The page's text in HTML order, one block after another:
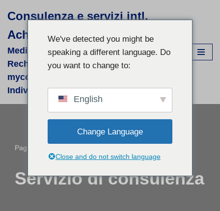
al
contenuto
Consulenza e servizi intl.
Achim Görner
Medizinisch-wissenschaftliche
Recherchen für supportive phyto- &
mycologische Therapien - fallbezogene
Individual-Recherchen und Beratung
Pagina iniziale
Servizio di consulenza
We've detected you might be
speaking a different language. Do
you want to change to:
English
Change Language
Close and do not switch language